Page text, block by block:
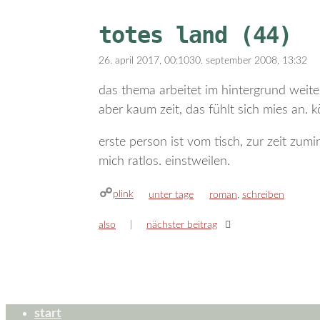
totes land (44)
26. april 2017, 00:1030. september 2008, 13:32
das thema arbeitet im hintergrund
aber kaum zeit, das fühlt sich mies an.
erste person ist vom tisch, zur zeit
mich ratlos. einstweilen.
plink kategorien
unter tage schlagwörter
roman schreiben
also nächster beitrag
start